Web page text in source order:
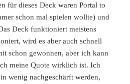
für dieses Deck waren Portal to
schon mal spielen wollte) und
Deck funktioniert meistens
wird es aber auch schnell
schon gewonnen, aber ich kann
meine Quote wirklich ist. Ich
wenig nachgeschärft werden,